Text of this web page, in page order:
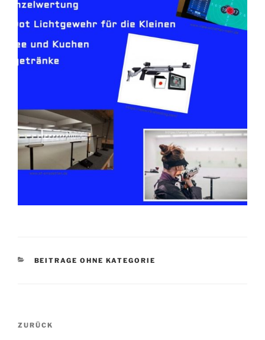
KATEGORIEN
BEITRAGE OHNE KATEGORIE
Beitragsnavigation
Vorheriger
ZURÜCK